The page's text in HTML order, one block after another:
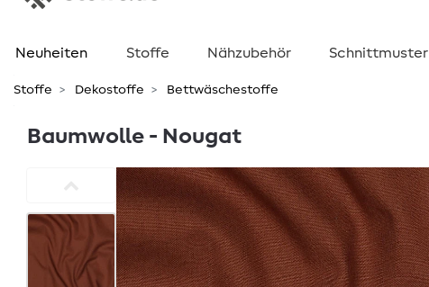
Neuheiten Stoffe Nähzubehör Schnittmuster
Stoffe Dekostoffe Bettwäschestoffe
Baumwolle - Nougat